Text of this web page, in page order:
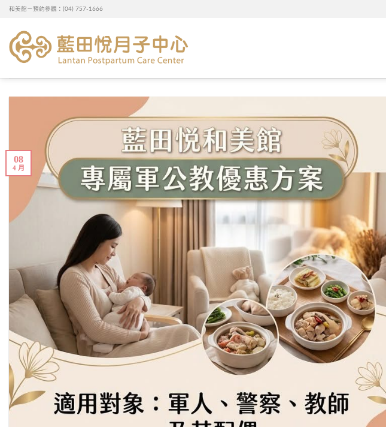
Skip
content
和美館－預約參觀：(04) 757-1666
08
4 月